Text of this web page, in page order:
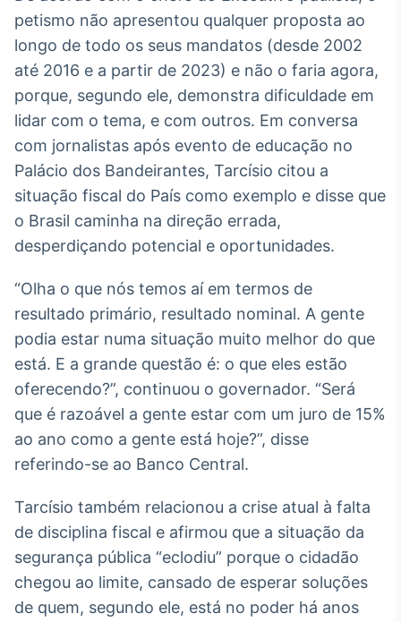
Broadcast
Curadoria
Curadoria de
conteúdos
noticiosos
Soluções de
Tecnologia
Broadcast
Radar
Monitoramento
inteligente de
notícias e
conteúdos
Broadcast
Fundos
A melhor
plataforma para
analisar fundos
no Brasil
IA
Em breve
BroadFast
Em breve
petismo não apresentou qualquer proposta ao
longo de todo os seus mandatos (desde 2002
até 2016 e a partir de 2023) e não o faria agora,
porque, segundo ele, demonstra dificuldade em
lidar com o tema, e com outros. Em conversa
com jornalistas após evento de educação no
Palácio dos Bandeirantes, Tarcísio citou a
situação fiscal do País como exemplo e disse que
o Brasil caminha na direção errada,
desperdiçando potencial e oportunidades.
“Olha o que nós temos aí em termos de
resultado primário, resultado nominal. A gente
podia estar numa situação muito melhor do que
está. E a grande questão é: o que eles estão
oferecendo?”, continuou o governador. “Será
que é razoável a gente estar com um juro de 15%
ao ano como a gente está hoje?”, disse
referindo-se ao Banco Central.
Tarcísio também relacionou a crise atual à falta
de disciplina fiscal e afirmou que a situação da
segurança pública “eclodiu” porque o cidadão
chegou ao limite, cansado de esperar soluções
de quem, segundo ele, está no poder há anos